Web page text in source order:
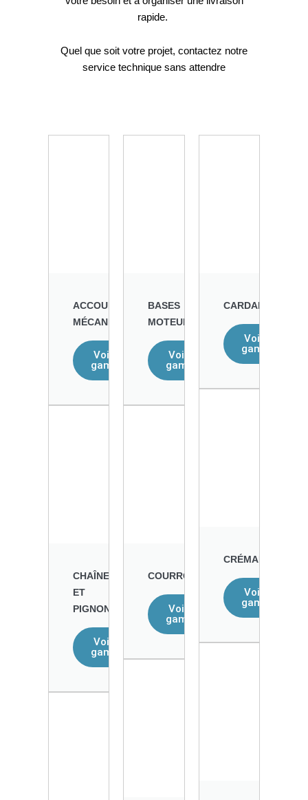
rapide.
Quel que soit votre projet, contactez notre
service technique sans attendre
ACCOUPLEMENTS
MÉCANIQUE
Voir la
gamme
CHAÎNES
ET
PIGNONS
Voir la
gamme
BASES
MOTEUR
Voir la
gamme
COURROIES
Voir la
gamme
CARDANS
Voir la
gamme
CRÉMAILLÈRES
Voir la
gamme